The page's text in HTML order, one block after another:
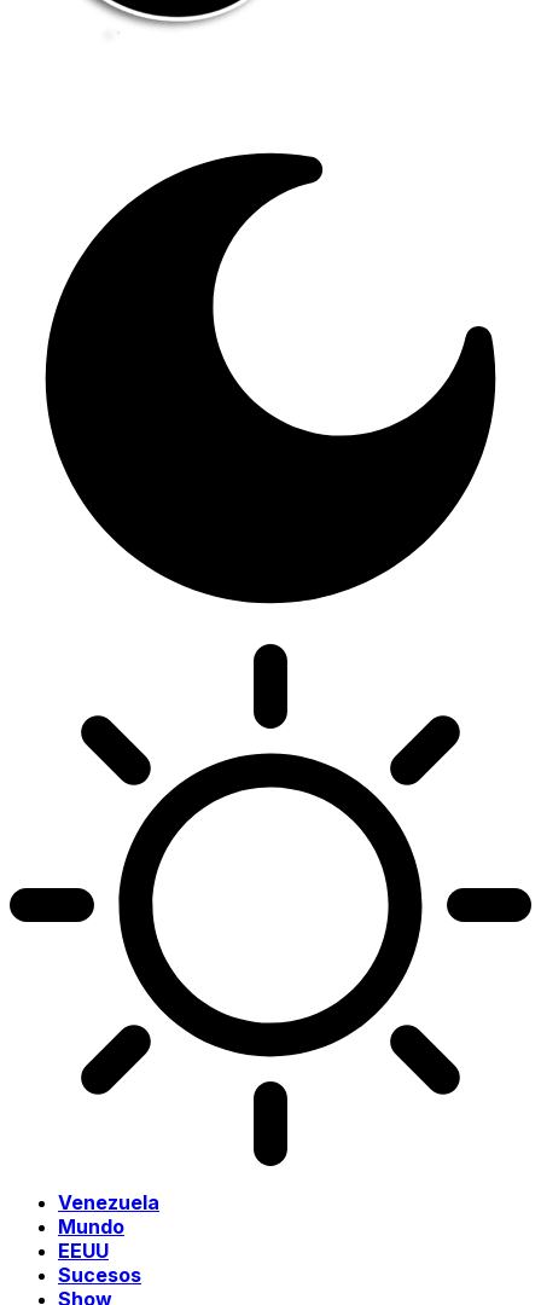
Venezuela
Mundo
EEUU
Sucesos
Show